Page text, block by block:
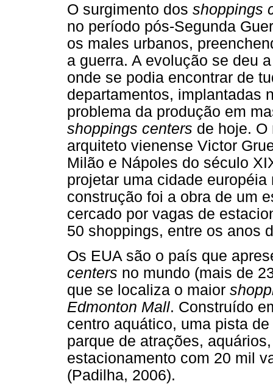
O surgimento dos shoppings
no período pós-Segunda
os males urbanos,
a guerra. A evolução se deu
onde se podia encontrar de
departamentos, implantadas
problema da produção em
shoppings centers de hoje.
arquiteto vienense Victor
Milão e Nápoles do século
projetar uma cidade
construção foi a obra de um
cercado por vagas de
50 shoppings, entre os anos
Os EUA são o país que
centers no mundo (mais de
que se localiza o maior
Edmonton Mall. Construído
centro aquático, uma pista
parque de atrações,
estacionamento com 20 mil
(Padilha, 2006).